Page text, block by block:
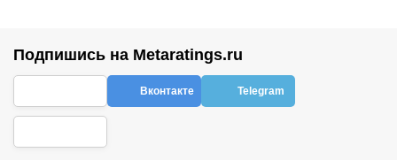
Подпишись на Metaratings.ru
Вконтакте Telegram